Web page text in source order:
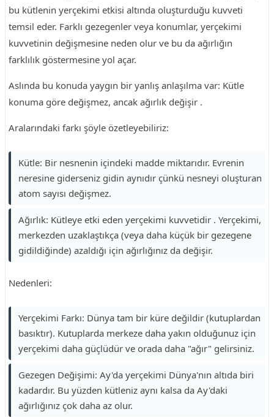
bu kütlenin yerçekimi etkisi altında oluşturduğu kuvveti
temsil eder. Farklı gezegenler veya konumlar, yerçekimi
kuvvetinin değişmesine neden olur ve bu da ağırlığın
farklılık göstermesine yol açar.
Aslında bu konuda yaygın bir yanlış anlaşılma var: Kütle
konuma göre değişmez, ancak ağırlık değişir .
Aralarındaki farkı şöyle özetleyebiliriz:
Kütle: Bir nesnenin içindeki madde miktarıdır. Evrenin
neresine giderseniz gidin aynıdır çünkü nesneyi oluşturan
atom sayısı değişmez.
Ağırlık: Kütleye etki eden yerçekimi kuvvetidir . Yerçekimi,
merkezden uzaklaştıkça (veya daha küçük bir gezegene
gidildiğinde) azaldığı için ağırlığınız da değişir.
Nedenleri:
Yerçekimi Farkı: Dünya tam bir küre değildir (kutuplardan
basıktır). Kutuplarda merkeze daha yakın olduğunuz için
yerçekimi daha güçlüdür ve orada daha "ağır" gelirsiniz.
Gezegen Değişimi: Ay'da yerçekimi Dünya'nın altıda biri
kadardır. Bu yüzden kütleniz aynı kalsa da Ay'daki
ağırlığınız çok daha az olur.